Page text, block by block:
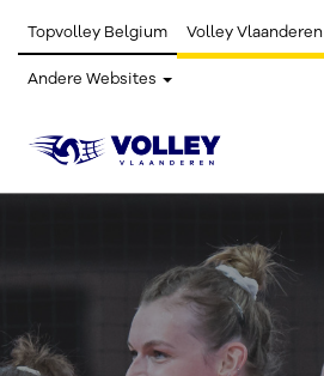
Topvolley Belgium Volley Vlaanderen
Andere Websites